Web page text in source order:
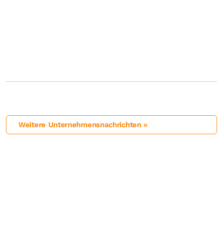
Weitere Unternehmensnachrichten »